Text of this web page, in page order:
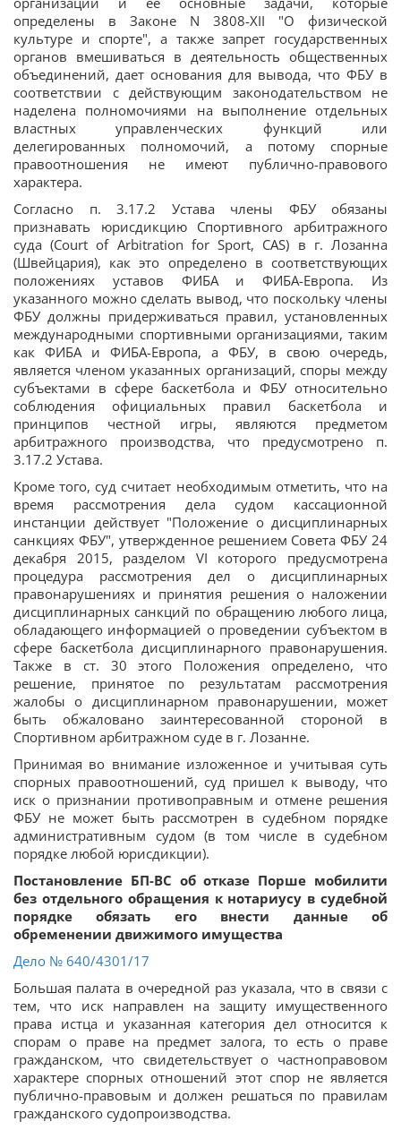
определены в Законе N 3808-XII "О физической
культуре и спорте", а также запрет государственных
органов вмешиваться в деятельность общественных
объединений, дает основания для вывода, что ФБУ в
соответствии с действующим законодательством не
наделена полномочиями на выполнение отдельных
властных управленческих функций или
делегированных полномочий, а потому спорные
правоотношения не имеют публично-правового
характера.
Согласно п. 3.17.2 Устава члены ФБУ обязаны
признавать юрисдикцию Спортивного арбитражного
суда (Court of Arbitration for Sport, CAS) в г. Лозанна
(Швейцария), как это определено в соответствующих
положениях уставов ФИБА и ФИБА-Европа. Из
указанного можно сделать вывод, что поскольку члены
ФБУ должны придерживаться правил, установленных
международными спортивными организациями, таким
как ФИБА и ФИБА-Европа, а ФБУ, в свою очередь,
является членом указанных организаций, споры между
субъектами в сфере баскетбола и ФБУ относительно
соблюдения официальных правил баскетбола и
принципов честной игры, являются предметом
арбитражного производства, что предусмотрено п.
3.17.2 Устава.
Кроме того, суд считает необходимым отметить, что на
время рассмотрения дела судом кассационной
инстанции действует "Положение о дисциплинарных
санкциях ФБУ", утвержденное решением Совета ФБУ 24
декабря 2015, разделом VI которого предусмотрена
процедура рассмотрения дел о дисциплинарных
правонарушениях и принятия решения о наложении
дисциплинарных санкций по обращению любого лица,
обладающего информацией о проведении субъектом в
сфере баскетбола дисциплинарного правонарушения.
Также в ст. 30 этого Положения определено, что
решение, принятое по результатам рассмотрения
жалобы о дисциплинарном правонарушении, может
быть обжаловано заинтересованной стороной в
Спортивном арбитражном суде в г. Лозанне.
Принимая во внимание изложенное и учитывая суть
спорных правоотношений, суд пришел к выводу, что
иск о признании противоправным и отмене решения
ФБУ не может быть рассмотрен в судебном порядке
административным судом (в том числе в судебном
порядке любой юрисдикции).
Постановление БП-ВС об отказе Порше мобилити
без отдельного обращения к нотариусу в судебной
порядке обязать его внести данные об
обременении движимого имущества
Дело № 640/4301/17
Большая палата в очередной раз указала, что в связи с
тем, что иск направлен на защиту имущественного
права истца и указанная категория дел относится к
спорам о праве на предмет залога, то есть о праве
гражданском, что свидетельствует о частноправовом
характере спорных отношений этот спор не является
публично-правовым и должен решаться по правилам
гражданского судопроизводства.